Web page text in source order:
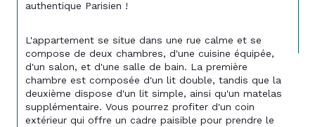
authentique Parisien !
L'appartement se situe dans une rue calme et se
compose de deux chambres, d'une cuisine équipée,
d'un salon, et d'une salle de bain. La première
chambre est composée d'un lit double, tandis que la
deuxième dispose d'un lit simple, ainsi qu'un matelas
supplémentaire. Vous pourrez profiter d'un coin
extérieur qui offre un cadre paisible pour prendre le